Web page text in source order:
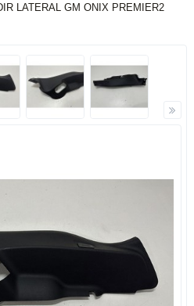
LATERAL GM ONIX PREMIER2